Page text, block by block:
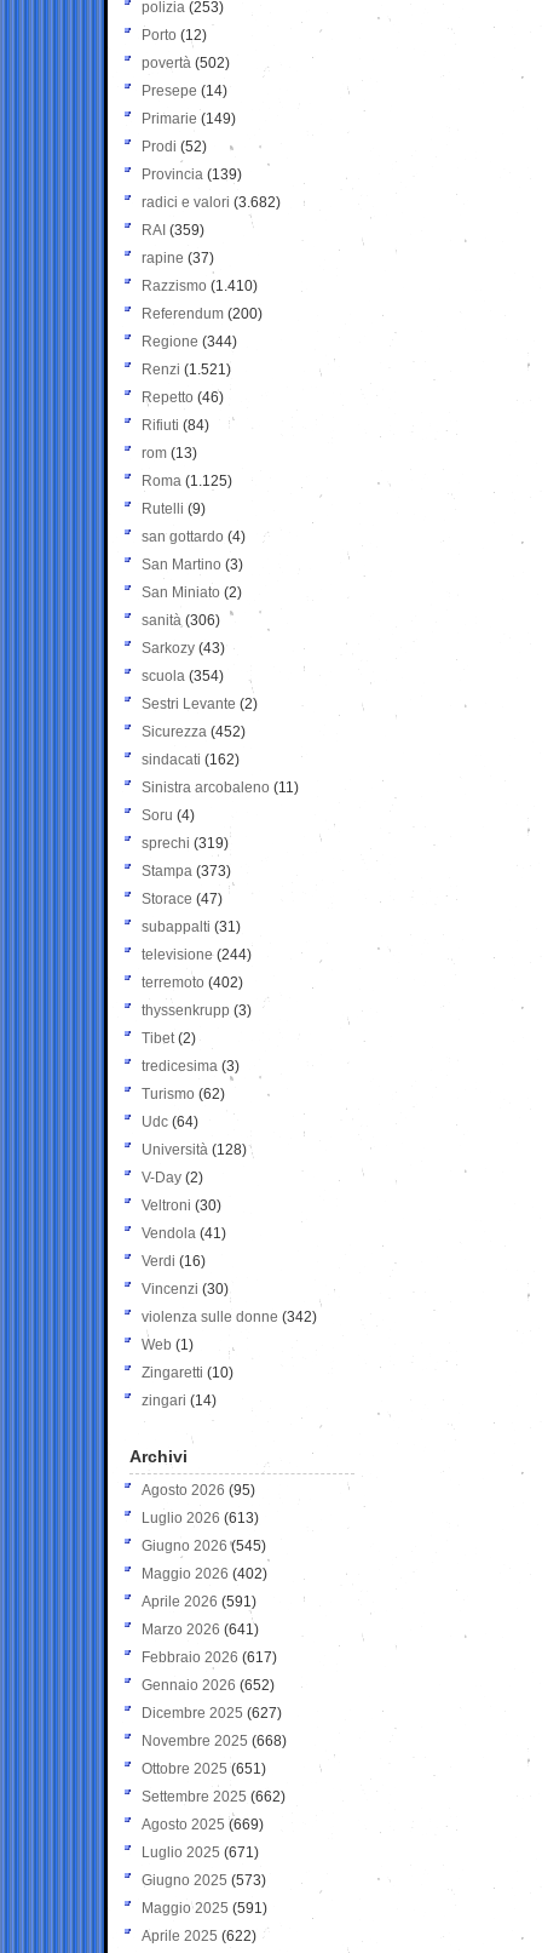
polizia (253)
Porto (12)
povertà (502)
Presepe (14)
Primarie (149)
Prodi (52)
Provincia (139)
radici e valori (3.682)
RAI (359)
rapine (37)
Razzismo (1.410)
Referendum (200)
Regione (344)
Renzi (1.521)
Repetto (46)
Rifiuti (84)
rom (13)
Roma (1.125)
Rutelli (9)
san gottardo (4)
San Martino (3)
San Miniato (2)
sanità (306)
Sarkozy (43)
scuola (354)
Sestri Levante (2)
Sicurezza (452)
sindacati (162)
Sinistra arcobaleno (11)
Soru (4)
sprechi (319)
Stampa (373)
Storace (47)
subappalti (31)
televisione(244)
terremoto (402)
thyssenkrupp (3)
Tibet(2)
tredicesima (3)
Turismo (62)
Udc (64)
Università (128)
V-Day (2)
Veltroni (30)
Vendola (41)
Verdi (16)
Vincenzi (30)
violenza sulle donne (342)
Web (1)
Zingaretti (10)
zingari (14)
Archivi
Agosto 2026 (95)
Luglio 2026 (613)
Giugno 2026 (545)
Maggio 2026 (402)
Aprile 2026 (591)
Marzo 2026 (641)
Febbraio 2026 (617)
Gennaio 2026 (652)
Dicembre 2025 (627)
Novembre 2025 (668)
Ottobre 2025 (651)
Settembre 2025 (662)
Agosto 2025 (669)
Luglio 2025 (671)
Giugno 2025 (573)
Maggio 2025 (591)
Aprile 2025 (622)